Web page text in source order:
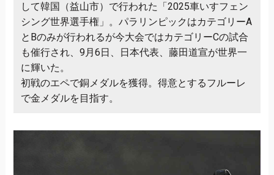
して韓国（益山市）で行われた「2025車いすフェン
シング世界選手権」。パラリンピックはカテゴリーA
とBのみが行われるが今大会ではカテゴリーCの試合
も催行され、9月6日、日本代表、藤田道宣が世界一
に輝いた。
初戦のエペで銅メダルを獲得。得意とするフルーレ
で金メダルを目指す。